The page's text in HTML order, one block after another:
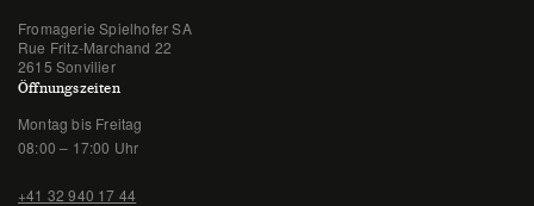
Fromagerie Spielhofer SA
Rue Fritz-Marchand 22
2615 Sonvilier
Öffnungszeiten
Montag bis Freitag
08:00 – 17:00 Uhr
+41 32 940 17 44